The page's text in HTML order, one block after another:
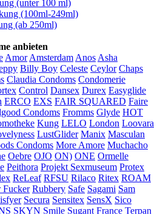
(unter 100 ml)
(100ml-249ml)
(ab 250ml)
anbieten
Amor Amsterdam Anos Asha
Billy Boy Celeste Ceylor Chaps
Claudia Condoms Condomerie
Control Dansex Durex Easyglide
ERCO EXS FAIR SQUARED Faire
Condoms Fromms Glyde HOT
Kung LELO London Loovara
LustGlider Manix Masculan
Condoms More Amore Muchacho
Oebre OJO ON) ONE Ormelle
Peithora Projekt Sexmuseum Protex
ReLeaf RFSU Rilaco Ritex ROAM
Fucker Rubbery Safe Sagami Sam
Secura Sensitex SensX Sico
SKYN Smile Sugant France Terpan